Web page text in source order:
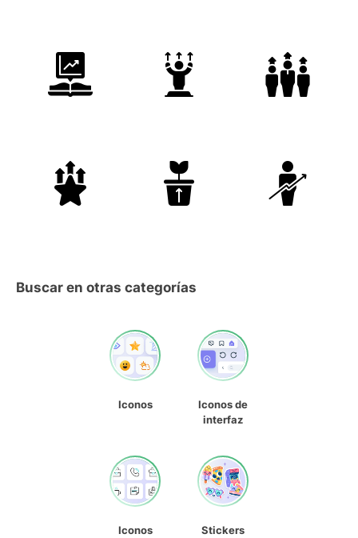
Buscar en otras categorías
Iconos
Iconos de
interfaz
Iconos
Stickers